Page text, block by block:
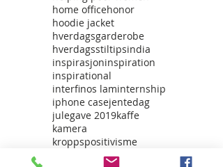
home officehonor
hoodie jacket
hverdagsgarderobe
hverdagsstiltipsindia
inspirasjoninspiration
inspirational
interfinos laminternship
iphone casejentedag
julegave 2019kaffe
kamera
kroppspositivisme
kvalitet over kvantitet